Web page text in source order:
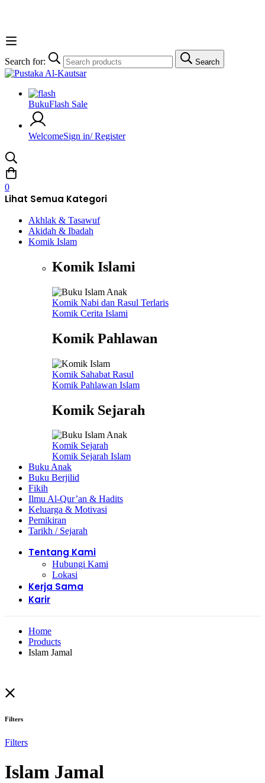
Search for: Search
BukuFlash Sale
WelcomeSign in/ Register
0
Lihat Semua Kategori
Akhlak & Tasawuf
Akidah & Ibadah
Komik Islam
Komik Islami
Komik Nabi dan Rasul Terlaris
Komik Cerita Islami
Komik Pahlawan
Komik Sahabat Rasul
Komik Pahlawan Islam
Komik Sejarah
Komik Sejarah
Komik Sejarah Islam
Buku Anak
Buku Berjilid
Fikih
Ilmu Al-Qur’an & Hadits
Keluarga & Motivasi
Pemikiran
Tarikh / Sejarah
Tentang Kami
Hubungi Kami
Lokasi
Kerja Sama
Karir
Home
Products
Islam Jamal
Filters
Filters
Islam Jamal